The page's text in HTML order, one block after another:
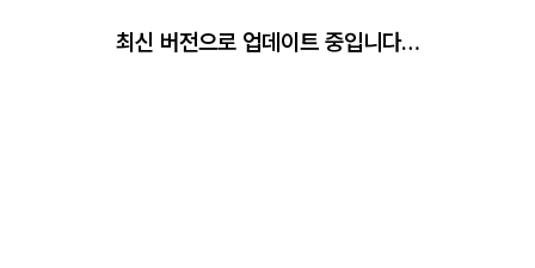
최신 버전으로 업데이트 중입니다…